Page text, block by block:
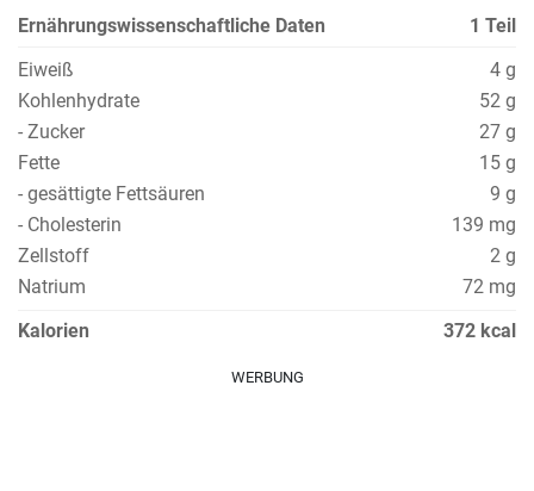
Ernährungswissenschaftliche Daten
1 Teil
Eiweiß
4 g
Kohlenhydrate
52 g
- Zucker
27 g
Fette
15 g
- gesättigte Fettsäuren
9 g
- Cholesterin
139 mg
Zellstoff
2 g
Natrium
72 mg
Kalorien
372 kcal
WERBUNG